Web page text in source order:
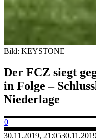
Bild: KEYSTONE
Der FCZ siegt
in Folge –
Niederlage
0
30.11.2019, 21:05